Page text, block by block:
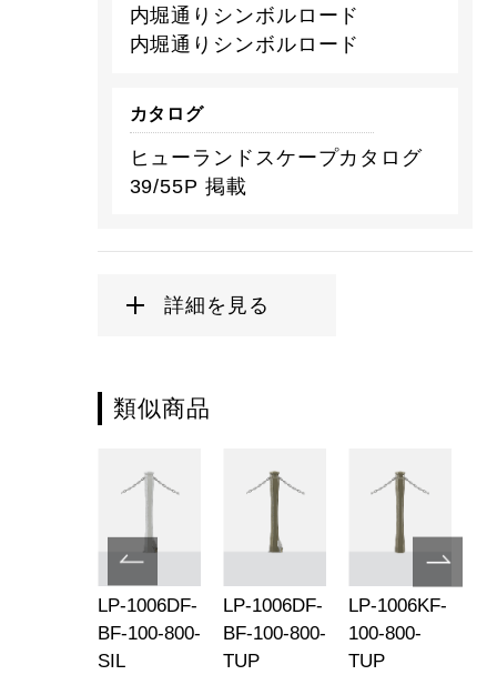
内堀通りシンボルロード
内堀通りシンボルロード
カタログ
ヒューランドスケープカタログ
39/55P 掲載
詳細を見る
類似商品
LP-1006DF-
BF-100-800-
SIL
LP-1006DF-
BF-100-800-
TUP
LP-1006KF-
100-800-
TUP